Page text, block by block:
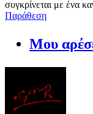
συγκρίνεται με ένα
Παράθεση
Μου